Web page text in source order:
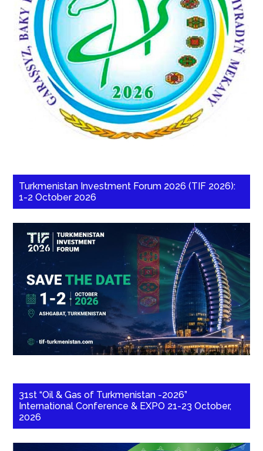
Turkmenistan Investment Forum 2026 (TIF 2026):
1-2 October 2026
31st “Oil & Gas of Turkmenistan -2026”
International Conference & EXPO 21-23 October,
2026